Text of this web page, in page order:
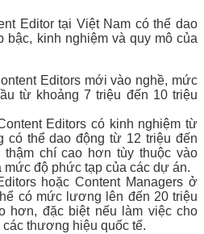
Editor tại Việt Nam có thể dao
bậc, kinh nghiệm và quy mô của
Editors mới vào nghề, mức
từ khoảng 7 triệu đến 10 triệu
Editors có kinh nghiệm từ
có thể dao động từ 12 triệu đến
thậm chí cao hơn tùy thuộc vào
mức độ phức tạp của các dự án.
hoặc Content Managers ở
có mức lương lên đến 20 triệu
hơn, đặc biệt nếu làm việc cho
thương hiệu quốc tế.